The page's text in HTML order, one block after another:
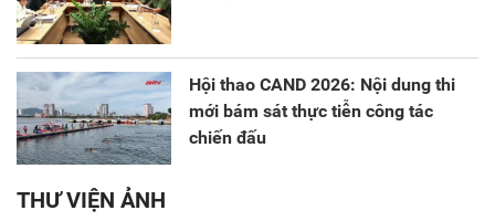
Hội thao CAND 2026: Nội dung thi
mới bám sát thực tiễn công tác
chiến đấu
THƯ VIỆN ẢNH